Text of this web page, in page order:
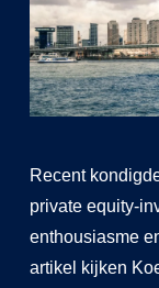
Recent
private equity-
enthousiasme
artikel kijken